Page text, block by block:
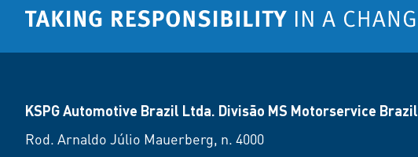
KSPG Automotive Brazil Ltda. Divisão MS Motorservice Brazil
Rod. Arnaldo Júlio Mauerberg, n. 4000